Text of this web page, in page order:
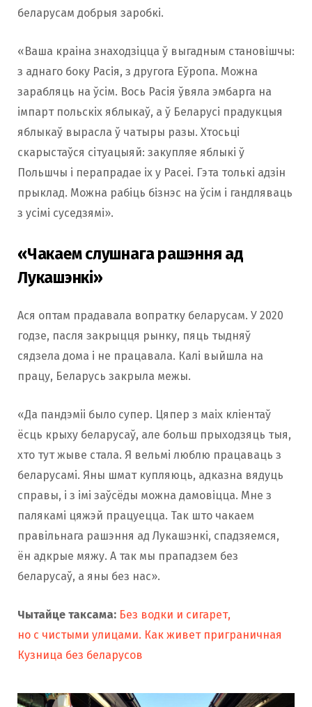
беларусам добрыя заробкі.
«Ваша краіна знаходзіцца ў выгадным становішчы:
з аднаго боку Расія, з другога Еўропа. Можна
зарабляць на ўсім. Вось Расія ўвяла эмбарга на
імпарт польскіх яблыкаў, а ў Беларусі прадукцыя
яблыкаў вырасла ў чатыры разы. Хтосьці
скарыстаўся сітуацыяй: закупляе яблыкі ў
Польшчы і перапрадае іх у Расеі. Гэта толькі адзін
прыклад. Можна рабіць бізнэс на ўсім і гандляваць
з усімі суседзямі».
«Чакаем слушнага рашэння ад
Лукашэнкі»
Ася оптам прадавала вопратку беларусам. У 2020
годзе, пасля закрыцця рынку, пяць тыдняў
сядзела дома і не працавала. Калі выйшла на
працу, Беларусь закрыла межы.
«Да пандэміі было супер. Цяпер з маіх кліентаў
ёсць крыху беларусаў, але больш прыходзяць тыя,
хто тут жыве стала. Я вельмі люблю працаваць з
беларусамі. Яны шмат купляюць, адказна вядуць
справы, і з імі заўсёды можна дамовіцца. Мне з
палякамі цяжэй працуецца. Так што чакаем
правільнага рашэння ад Лукашэнкі, спадзяемся,
ён адкрые мяжу. А так мы прападзем без
беларусаў, а яны без нас».
Чытайце таксама: Без водки и сигарет,
но с чистыми улицами. Как живет приграничная
Кузница без беларусов